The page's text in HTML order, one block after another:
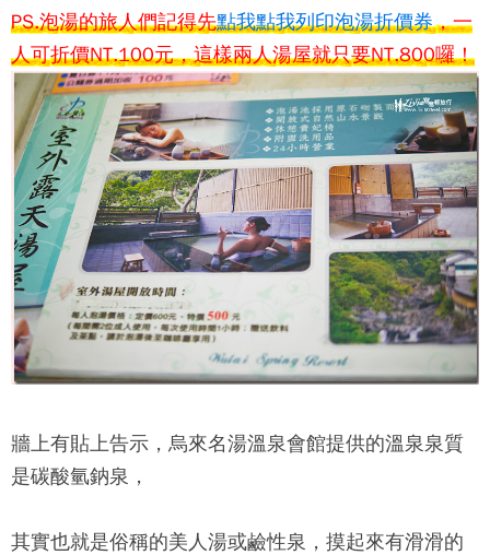
PS.泡湯的旅人們記得先點我點我列印泡湯折價券，一
人可折價NT.100元，這樣兩人湯屋就只要NT.800囉！
牆上有貼上告示， 烏來名湯溫泉會館提供的溫泉泉質
是碳酸氫鈉泉，
其實也就是俗稱的美人湯或鹼性泉，摸起來有滑滑的